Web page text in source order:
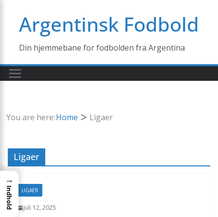
contentArgentinsk Fodbold
Din hjemmebane for fodbolden fra Argentina
You are here:Home Ligaer
Ligaer
LIGAER
juli 12, 2025
→
Indhold